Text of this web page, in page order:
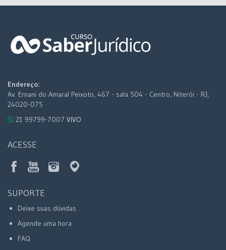
Endereço:
Av. Ernani do Amaral Peixoto, 467 - sala 504 - Centro, Niterói - RJ,
24020-075
21 99799-7007 VIVO
ACESSE
SUPORTE
Deixe suas dúvidas
Agende uma hora
FAQ